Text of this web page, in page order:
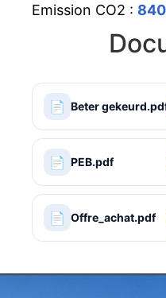
Emission CO2 :
📄 Beter
📄 PEB.pdf
📄 Offre_achat.pdf